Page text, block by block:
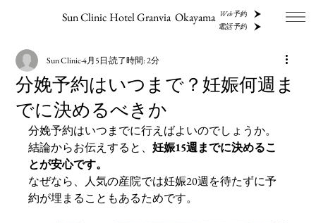
Sun Clinic Hotel Granvia Okayama Web予約
電話予約
分娩予約はいつまで？妊娠何週ま
でに決めるべきか
Sun Clinic4月5日読了時間: 2分
分娩予約はいつまでに行えばよいのでしょうか。
結論からお伝えすると、妊娠15週までに決めるこ
とが安心です。
なぜなら、人気の産院では妊娠20週を待たずに予
約が埋まることもあるためです。